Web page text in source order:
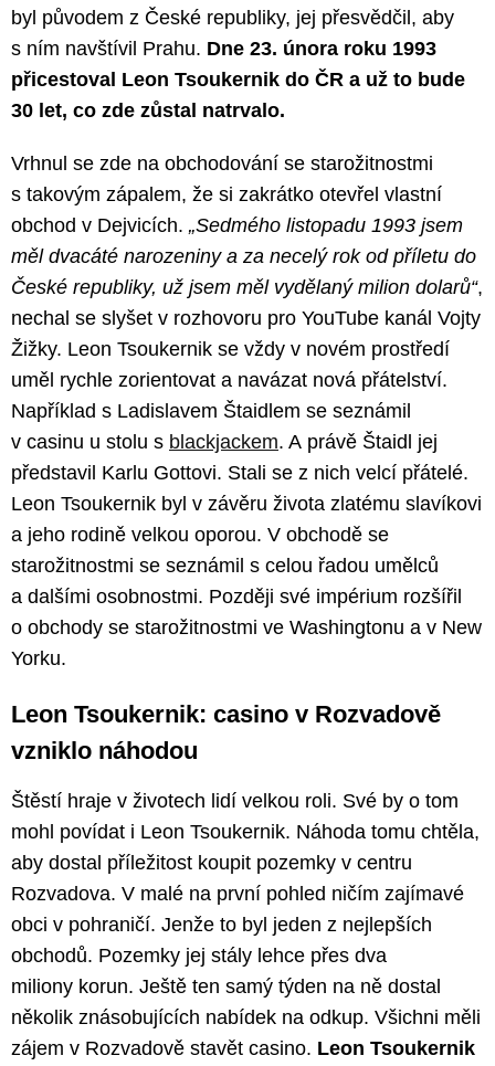
byl původem z České republiky, jej přesvědčil, aby
s ním navštívil Prahu. Dne 23. února roku 1993
přicestoval Leon Tsoukernik do ČR a už to bude
30 let, co zde zůstal natrvalo.
Vrhnul se zde na obchodování se starožitnostmi
s takovým zápalem, že si zakrátko otevřel vlastní
obchod v Dejvicích. „Sedmého listopadu 1993 jsem
měl dvacáté narozeniny a za necelý rok od příletu do
České republiky, už jsem měl vydělaný milion dolarů“,
nechal se slyšet v rozhovoru pro YouTube kanál Vojty
Žižky. Leon Tsoukernik se vždy v novém prostředí
uměl rychle zorientovat a navázat nová přátelství.
Například s Ladislavem Štaidlem se seznámil
v casinu u stolu s blackjackem. A právě Štaidl jej
představil Karlu Gottovi. Stali se z nich velcí přátelé.
Leon Tsoukernik byl v závěru života zlatému slavíkovi
a jeho rodině velkou oporou. V obchodě se
starožitnostmi se seznámil s celou řadou umělců
a dalšími osobnostmi. Později své impérium rozšířil
o obchody se starožitnostmi ve Washingtonu a v New
Yorku.
Leon Tsoukernik: casino v Rozvadově
vzniklo náhodou
Štěstí hraje v životech lidí velkou roli. Své by o tom
mohl povídat i Leon Tsoukernik. Náhoda tomu chtěla,
aby dostal příležitost koupit pozemky v centru
Rozvadova. V malé na první pohled ničím zajímavé
obci v pohraničí. Jenže to byl jeden z nejlepších
obchodů. Pozemky jej stály lehce přes dva
miliony korun. Ještě ten samý týden na ně dostal
několik znásobujících nabídek na odkup. Všichni měli
zájem v Rozvadově stavět casino. Leon Tsoukernik